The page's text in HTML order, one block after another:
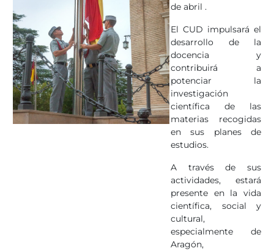
de abril .
El CUD impulsará el
desarrollo de la
docencia y
contribuirá a
potenciar la
investigación
científica de las
materias recogidas
en sus planes de
estudios.
A través de sus
actividades, estará
presente en la vida
científica, social y
cultural,
especialmente de
Aragón,